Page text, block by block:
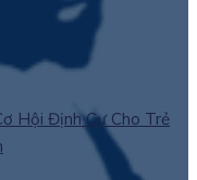
Hội Định Cư Cho Trẻ